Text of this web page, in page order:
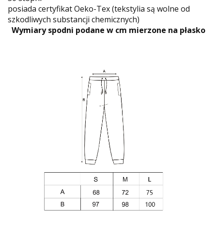
posiada certyfikat Oeko-Tex (tekstylia są wolne od
szkodliwych substancji chemicznych)
Wymiary spodni podane w cm mierzone na płasko